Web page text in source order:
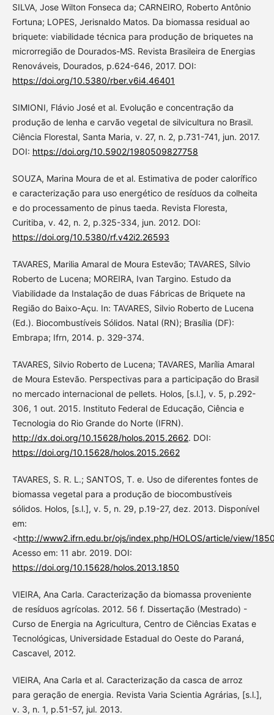
SILVA, Jose Wilton Fonseca da; CARNEIRO, Roberto Antônio
Fortuna; LOPES, Jerisnaldo Matos. Da biomassa residual ao
briquete: viabilidade técnica para produção de briquetes na
microrregião de Dourados-MS. Revista Brasileira de Energias
Renováveis, Dourados, p.624-646, 2017. DOI:
https://doi.org/10.5380/rber.v6i4.46401
SIMIONI, Flávio José et al. Evolução e concentração da
produção de lenha e carvão vegetal de silvicultura no Brasil.
Ciência Florestal, Santa Maria, v. 27, n. 2, p.731-741, jun. 2017.
DOI: https://doi.org/10.5902/1980509827758
SOUZA, Marina Moura de et al. Estimativa de poder calorífico
e caracterização para uso energético de resíduos da colheita
e do processamento de pinus taeda. Revista Floresta,
Curitiba, v. 42, n. 2, p.325-334, jun. 2012. DOI:
https://doi.org/10.5380/rf.v42i2.26593
TAVARES, Marilia Amaral de Moura Estevão; TAVARES, Sílvio
Roberto de Lucena; MOREIRA, Ivan Targino. Estudo da
Viabilidade da Instalação de duas Fábricas de Briquete na
Região do Baixo-Açu. In: TAVARES, Silvio Roberto de Lucena
(Ed.). Biocombustíveis Sólidos. Natal (RN); Brasília (DF):
Embrapa; Ifrn, 2014. p. 329-374.
TAVARES, Silvio Roberto de Lucena; TAVARES, Marília Amaral
de Moura Estevão. Perspectivas para a participação do Brasil
no mercado internacional de pellets. Holos, [s.l.], v. 5, p.292-
306, 1 out. 2015. Instituto Federal de Educação, Ciência e
Tecnologia do Rio Grande do Norte (IFRN).
http://dx.doi.org/10.15628/holos.2015.2662. DOI:
https://doi.org/10.15628/holos.2015.2662
TAVARES, S. R. L.; SANTOS, T. e. Uso de diferentes fontes de
biomassa vegetal para a produção de biocombustíveis
sólidos. Holos, [s.l.], v. 5, n. 29, p.19-27, dez. 2013. Disponível
em:
<http://www2.ifrn.edu.br/ojs/index.php/HOLOS/article/view/
Acesso em: 11 abr. 2019. DOI:
https://doi.org/10.15628/holos.2013.1850
VIEIRA, Ana Carla. Caracterização da biomassa proveniente
de resíduos agrícolas. 2012. 56 f. Dissertação (Mestrado) -
Curso de Energia na Agricultura, Centro de Ciências Exatas e
Tecnológicas, Universidade Estadual do Oeste do Paraná,
Cascavel, 2012.
VIEIRA, Ana Carla et al. Caracterização da casca de arroz
para geração de energia. Revista Varia Scientia Agrárias, [s.l.],
v. 3, n. 1, p.51-57, jul. 2013.